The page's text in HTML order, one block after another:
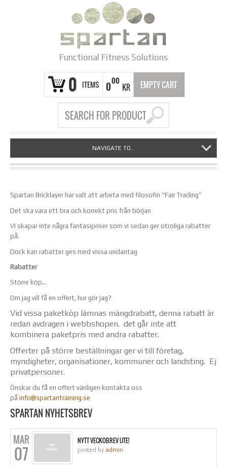
Functional Fitness Solutions
0 ITEMS 000
KR EMPTY CART
NAVIGATE TO...
Spartan Bricklayer har valt att arbeta med filosofin “Fair Trading”
Det ska vara ett bra och korrekt pris från början
Vi skapar inte några fantasipriser som vi sedan ger otroliga rabatter
på.
Dock kan rabatter ges med vissa undantag
Rabatter
Större köp…
Om jag vill få en offert, hur gör jag?
Vid vissa paketköp lämnas mängdrabatt, denna rabatt är
redan avdragen i webbshopen. det går inte att
kombinera paketpris med andra rabatter.
Offerter på större beställningar ger vi till företag,
myndigheter, organisationer, kommuner och landsting. Ej
privatpersoner.
Önskar du få en offert vänligen kontakta oss
på info@spartantraining.se
SPARTAN NYHETSBREV
MAR
07
NYTT VECKOBREV UTE!
posted by admin